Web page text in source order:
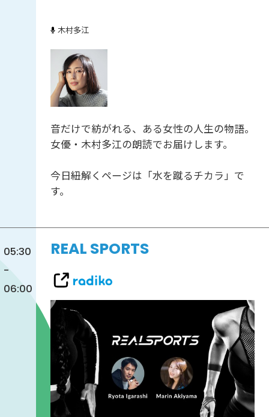
木村多江
音だけで紡がれる、ある女性の人生の物語。
女優・木村多江の朗読でお届けします。
今日紐解くページは「水を蹴るチカラ」で
す。
05:30
-
06:00
REAL SPORTS